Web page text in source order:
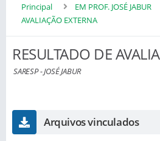
Principal EM PROF. JOSÉ JABUR
AVALIAÇÃO EXTERNA
RESULTADO DE
SARESP - JOSÉ JABUR
Arquivos vinculados